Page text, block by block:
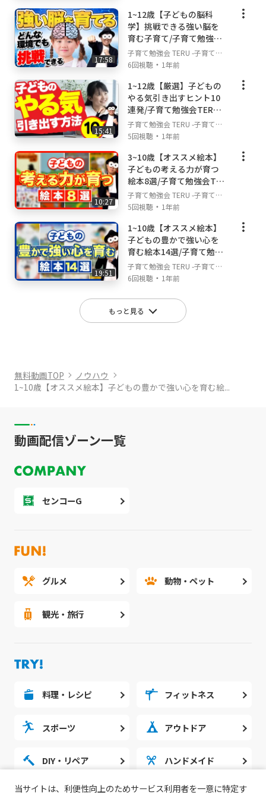
▼どんな動画を投稿していくのか？
このチャンネルでは、様々な角度から、子育
て・育児の不安やお悩みを解決することを目的
としていますので、基本は皆さんが子育てや育
児の中で悩むこと。不安に思うことにフォーカ
スして動画を投稿していきます！ただ、私は幼
児教育の先生であり、教育に専門性があるの
で、家庭教育や知育などのお悩みに関する動画
が少し多くなると思いますが、子どもとの関わ
り方や親の心の持ち方なども大切にしているの
で、色んな面から皆さんの子育て・育児のお悩
みと不安を解消できる動画を投稿していきたい
と思います！
17:58
1~12歳【子どもの脳科
学】挑戦できる強い脳を
育む子育て/子育て勉強会
TERUの子育て・育児の悩
みや不安解決ch
子育て勉強会 TERU -子育て・
育児の悩みや不安解決ch-
6回視聴 ・ 1年前
15:41
1~12歳【厳選】子どもの
やる気引き出すヒント10
連発/子育て勉強会TERU
の子育て・育児の悩みや
不安解決ch
子育て勉強会 TERU -子育て・
育児の悩みや不安解決ch-
5回視聴 ・ 1年前
10:27
3~10歳【オススメ絵本】
子どもの考える力が育つ
絵本8選/子育て勉強会TER
Uの子育て・育児の悩みや
不安解決ch
子育て勉強会 TERU -子育て・
育児の悩みや不安解決ch-
5回視聴 ・ 1年前
19:51
1~10歳【オススメ絵本】
子どもの豊かで強い心を
育む絵本14選/子育て勉強
会TERUの子育て・育児の
悩みや不安解決ch
子育て勉強会 TERU -子育て・
育児の悩みや不安解決ch-
6回視聴 ・ 1年前
もっと見る
無料動画TOP
ノウハウ
1~10歳【オススメ絵本】子どもの豊かで強い心を育む絵...
動画配信ゾーン一覧
センコーG
グルメ 動物・ペット
観光・旅行
料理・レシピ フィットネス
スポーツ アウトドア
DIY・リペア ハンドメイド
当サイトは、利便性向上のためサービス利用者を一意に特定す